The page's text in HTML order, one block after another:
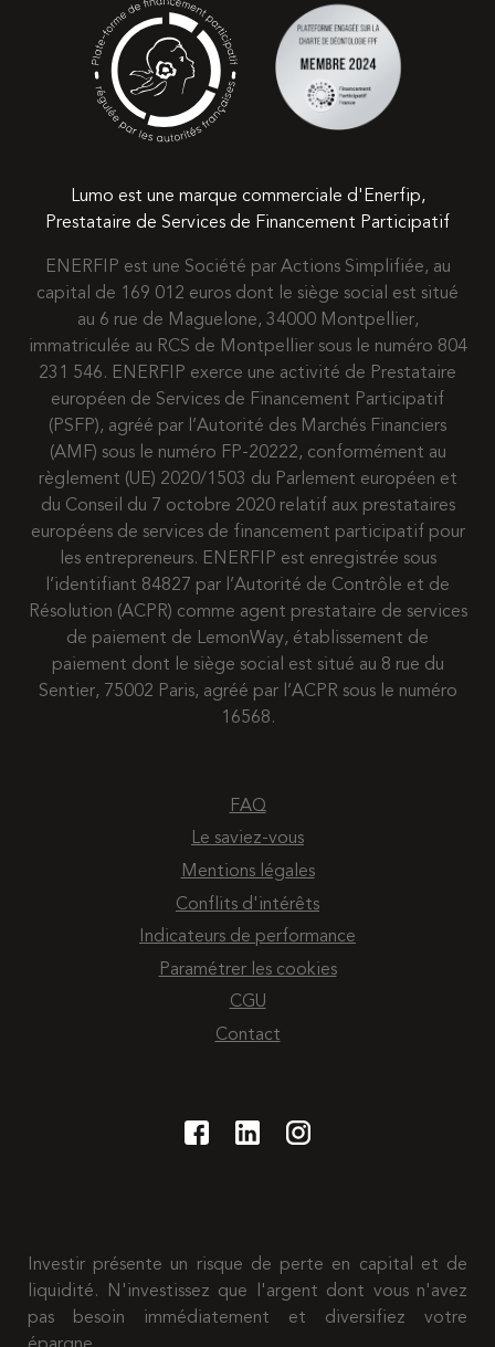
Lumo est une marque commerciale d'Enerfip,
Prestataire de Services de Financement Participatif
ENERFIP est une Société par Actions Simplifiée, au
capital de 169 012 euros dont le siège social est situé
au 6 rue de Maguelone, 34000 Montpellier,
immatriculée au RCS de Montpellier sous le numéro 804
231 546. ENERFIP exerce une activité de Prestataire
européen de Services de Financement Participatif
(PSFP), agréé par l’Autorité des Marchés Financiers
(AMF) sous le numéro FP-20222, conformément au
règlement (UE) 2020/1503 du Parlement européen et
du Conseil du 7 octobre 2020 relatif aux prestataires
européens de services de financement participatif pour
les entrepreneurs. ENERFIP est enregistrée sous
l’identifiant 84827 par l’Autorité de Contrôle et de
Résolution (ACPR) comme agent prestataire de services
de paiement de LemonWay, établissement de
paiement dont le siège social est situé au 8 rue du
Sentier, 75002 Paris, agréé par l’ACPR sous le numéro
16568.
FAQ
Le saviez-vous
Mentions légales
Conflits d'intérêts
Indicateurs de performance
Paramétrer les cookies
CGU
Contact
Investir présente un risque de perte en capital et de
liquidité. N'investissez que l'argent dont vous n'avez
pas besoin immédiatement et diversifiez votre